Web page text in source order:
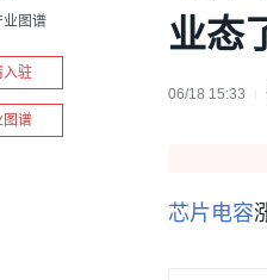
业图谱
入驻
图谱
业态
06/18 15:33
芯片电容